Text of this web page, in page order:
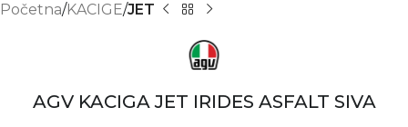
Početna KACIGE JET
AGV KACIGA JET IRIDES ASFALT SIVA